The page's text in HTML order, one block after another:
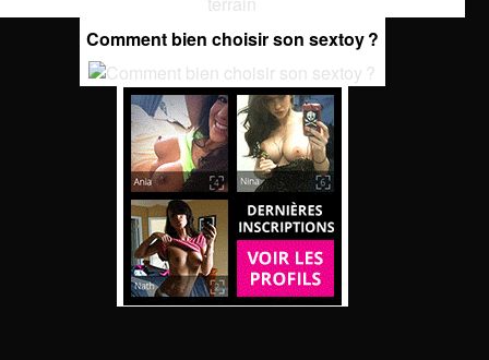
Comment bien choisir son sextoy ?